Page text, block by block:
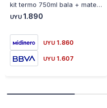
kit termo 750ml bala + mate sicilia azul metalizado
UYU 1.890
UYU 1.860
UYU 1.607